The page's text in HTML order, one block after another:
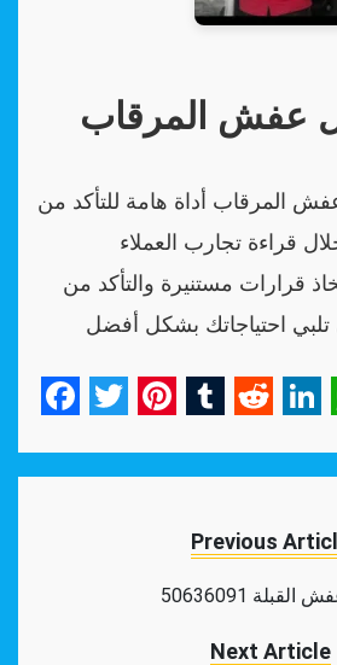
عفش المرقاب
المرقاب أداة هامة للتأكد من
قراءة تجارب العملاء
قرارات مستنيرة والتأكد من
Previous
50636091
Next Article